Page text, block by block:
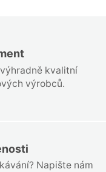
kvalitní
výrobců.
Napište nám